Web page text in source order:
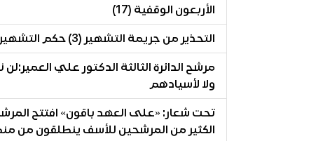
الأربعون الوقفية (17)
التحذير من جريمة التشهير (3) حكم التشهير
مرشح الدائرة الثالثة الدكتور علي
ولا لأسيادهم
تحت شعار: «على العهد باقون» افتتح
الكثير من المرشحين للأسف ينطلقون من